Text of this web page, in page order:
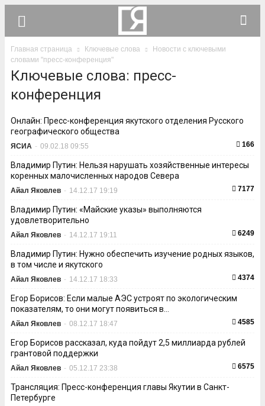
Главная страница Ключевые слова
Новости с ключевыми
словами "пресс-конференция"
Ключевые слова: пресс-
конференция
Онлайн: Пресс-конференция якутского отделения Русского
географического общества
ЯСИА - 09.02.18 09:55 166
Владимир Путин: Нельзя нарушать хозяйственные интересы
коренных малочисленных народов Севера
Айал Яковлев - 14.12.17 19:19 7177
Владимир Путин: «Майские указы» выполняются
удовлетворительно
Айал Яковлев - 14.12.17 19:11 6249
Владимир Путин: Нужно обеспечить изучение родных языков,
в том числе и якутского
Айал Яковлев - 14.12.17 18:33 4374
Егор Борисов: Если малые АЭС устроят по экологическим
показателям, то они могут появиться в...
Айал Яковлев - 08.12.17 18:47 4585
Егор Борисов рассказал, куда пойдут 2,5 миллиарда рублей
грантовой поддержки
Айал Яковлев - 05.12.17 23:38 6575
Трансляция: Пресс-конференция главы Якутии в Санкт-
Петербурге